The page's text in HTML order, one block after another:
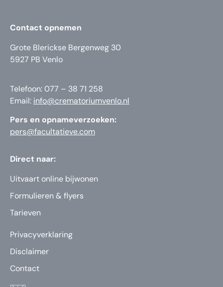
Contact opnemen
Grote Blerickse Bergenweg 30
5927 PB Venlo
Telefoon: 077 – 38 71 258
Email: info@crematoriumvenlo.nl
Pers en opnameverzoeken:
pers@facultatieve.com
Direct naar:
Uitvaart online bijwonen
Formulieren & flyers
Tarieven
Privacyverklaring
Disclaimer
Contact